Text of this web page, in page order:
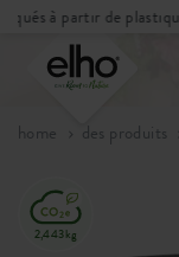
home des produits
2,443kg